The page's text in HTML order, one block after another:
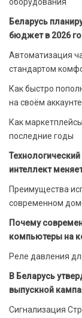
оборудования
Беларусь
бюджет в 2026
Автоматизация
стандартом
Как быстро
на своём аккаунте
Как
последние годы
интеллект
Преимущества
современном
Почему
компьютеры на
Реле давления
В Беларусь
выпускной
Сигнализация